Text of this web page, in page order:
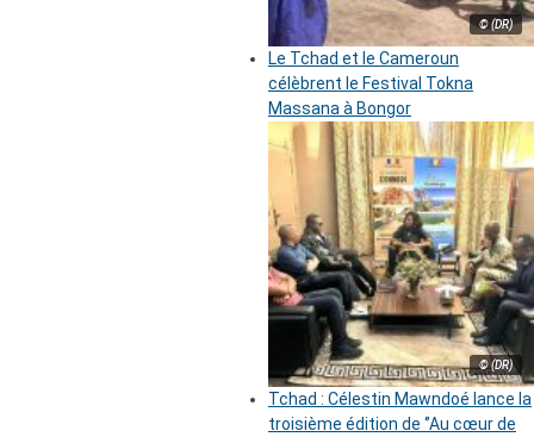
© (DR)
Le Tchad et le Cameroun
célèbrent le Festival Tokna
Massana à Bongor
© (DR)
Tchad : Célestin Mawndoé lance la
troisième édition de ‘’Au cœur de